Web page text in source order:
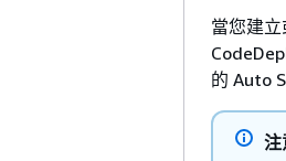
當您建
的 Auto
注